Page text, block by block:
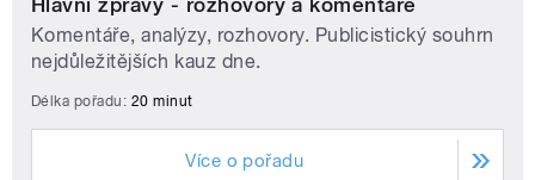
Komentáře, analýzy, rozhovory. Publicistický souhrn
nejdůležitějších kauz dne.
Délka pořadu: 20 minut
Více o pořadu